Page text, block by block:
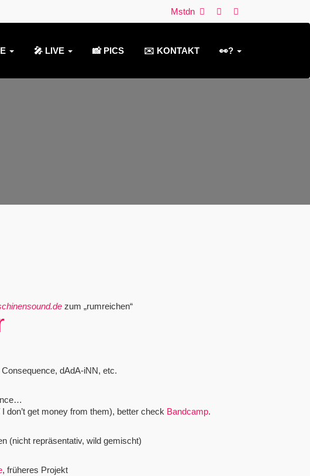
Mstdn
🎤 LIVE 📸 PICS ✉️ KONTAKT 👀?
zum „rumreichen“
dAdA-iNN, etc.
don’t get money from them), better check Bandcamp.
(nicht repräsentativ, wild gemischt)
, früheres Projekt